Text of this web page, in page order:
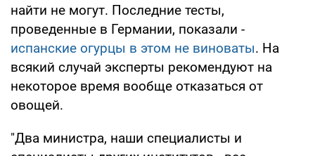
найти не могут. Последние тесты,
проведенные в Германии, показали -
испанские огурцы в этом не виноваты. На
всякий случай эксперты рекомендуют на
некоторое время вообще отказаться от
овощей.
"Два министра, наши специалисты и